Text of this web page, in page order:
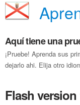
Aquí tiene una
¡Pruebe! Aprenda sus
dejarlo ahi. Elija otro
Flash version